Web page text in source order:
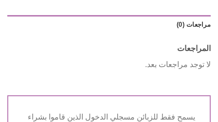
مراجعات (0)
المراجعات
لا توجد مراجعات بعد.
يسمح فقط للزبائن مسجلي الدخول الذين قاموا بشراء